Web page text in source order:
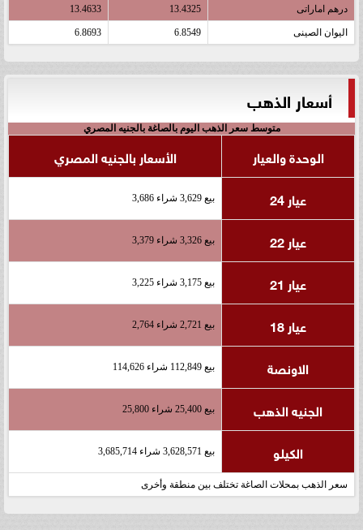
درهم اماراتى 13.4325
13.4633
اليوان الصينى 6.8549
6.8693
أسعار الذهب
متوسط سعر الذهب اليوم بالصاغة بالجنيه المصري
الوحدة والعيار
الأسعار بالجنيه المصري
عيار 24
بيع 3,629 شراء 3,686
عيار 22 بيع 3,326 شراء 3,379
عيار 21 بيع 3,175 شراء 3,225
عيار 18 بيع 2,721 شراء 2,764
الاونصة بيع 112,849 شراء 114,626
الجنيه الذهب بيع 25,400 شراء 25,800
الكيلو بيع 3,628,571 شراء 3,685,714
سعر الذهب بمحلات الصاغة تختلف بين منطقة وأخرى